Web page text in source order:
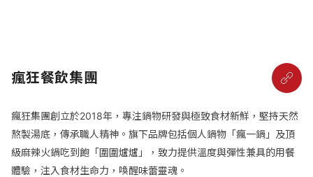
瘋狂餐飲集團
瘋狂集團創立於2018年，專注鍋物研發與極致食材新鮮，堅持天然
熬製湯底，傳承職人精神。旗下品牌包括個人鍋物「瘋一鍋」及頂
級麻辣火鍋吃到飽「圍圍爐爐」，致力提供溫度與彈性兼具的用餐
體驗，注入食材生命力，喚醒味蕾靈魂。